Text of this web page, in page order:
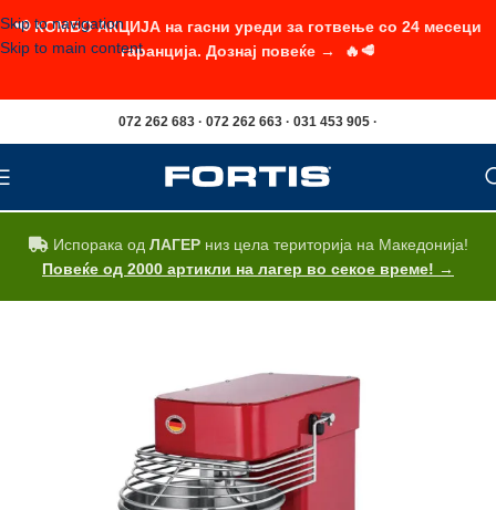
Skip to navigation
Skip to main content
072 262 683 · 072 262 663 · 031 453 905 ·
Испорака од ЛАГЕРниз цела територија на Македонија!
Повеќе од 2000 артикли на лагер во секое време! →
📢 КОМБО АКЦИЈА на гасни уреди за готвење со 24 месеци
гаранција. Дознај повеќе → 🔥🥩